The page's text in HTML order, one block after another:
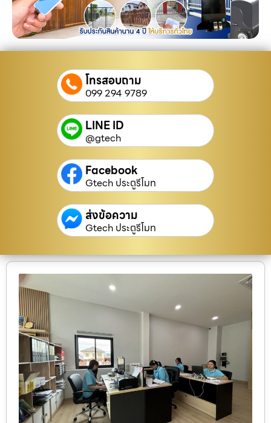
โทรสอบถาม
099 294 9789
LINE ID
@gtech
Facebook
Gtech ประตูรีโมท
ส่งข้อความ
Gtech ประตูรีโมท